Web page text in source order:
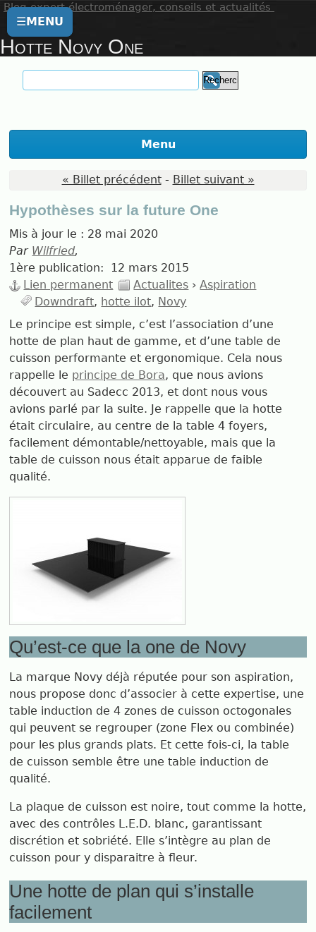
Blog expert électroménager, conseils et actualités
Hotte Novy One
☰MENU
Menu
« Billet précédent - Billet suivant »
Hypothèses sur la future One
Mis à jour le : 28 mai 2020
Par Wilfried,
1ère publication: 12 mars 2015
Lien permanent
Actualites ›Aspiration
Downdraft
hotte ilot
Novy
Le principe est simple, c’est l’association d’une
hotte de plan haut de gamme, et d’une table de
cuisson performante et ergonomique. Cela nous
rappelle le principe de Bora, que nous avions
découvert au Sadecc 2013, et dont nous vous
avions parlé par la suite. Je rappelle que la hotte
était circulaire, au centre de la table 4 foyers,
facilement démontable/nettoyable, mais que la
table de cuisson nous était apparue de faible
qualité.
Qu’est-ce que la one de Novy
La marque Novy déjà réputée pour son aspiration,
nous propose donc d’associer à cette expertise, une
table induction de 4 zones de cuisson octogonales
qui peuvent se regrouper (zone Flex ou combinée)
pour les plus grands plats. Et cette fois-ci, la table
de cuisson semble être une table induction de
qualité.
La plaque de cuisson est noire, tout comme la hotte,
avec des contrôles L.E.D. blanc, garantissant
discrétion et sobriété. Elle s’intègre au plan de
cuisson pour y disparaitre à fleur.
Une hotte de plan qui s’installe
facilement